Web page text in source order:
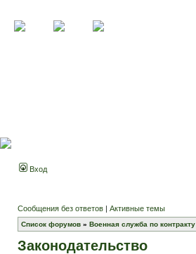
Вход
Сообщения без ответов | Активные темы
Список форумов » Военная служба по контракту
Законодательство